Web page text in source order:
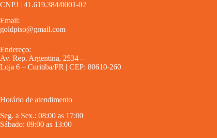
CNPJ | 41.619.384/0001-02
Email:
goldpiso@gmail.com
Endereço:
Av. Rep. Argentina, 2534 –
Loja 6 – Curitiba/PR | CEP: 80610-260
Horário de atendimento
Seg. a Sex.: 08:00 as 17:00
Sábado: 09:00 as 13:00